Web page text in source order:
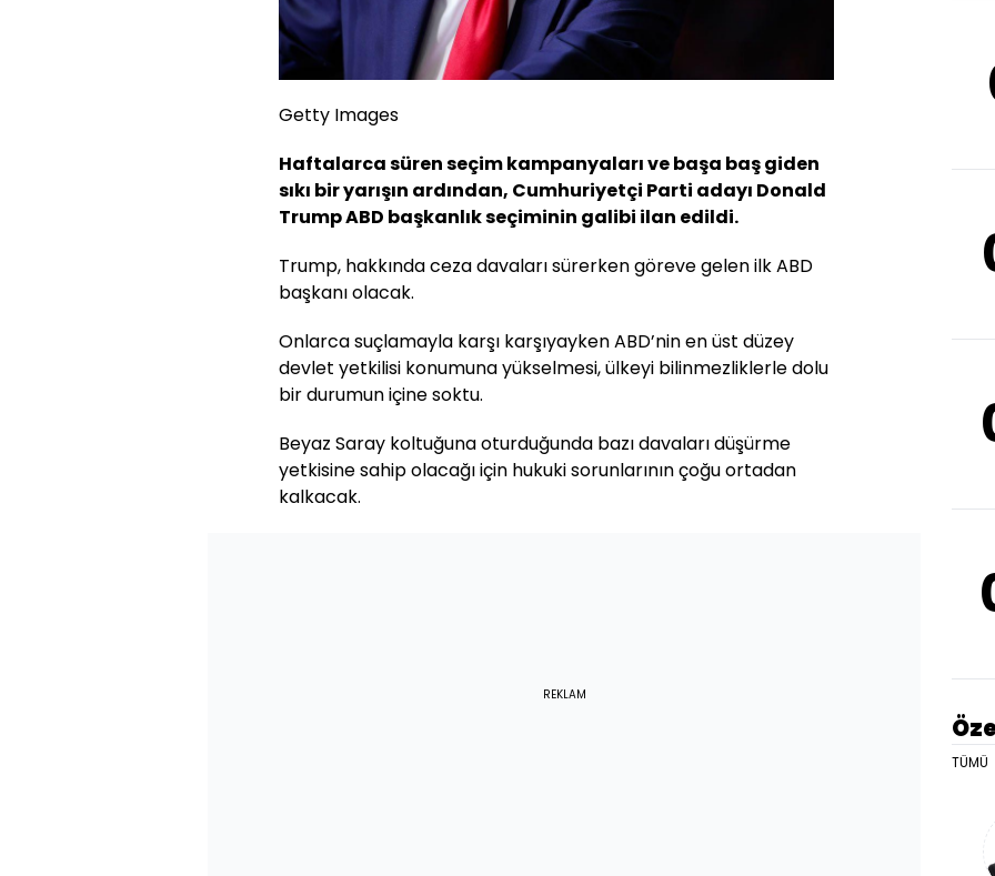
Getty Images
Haftalarca süren seçim kampanyaları ve başa baş giden
sıkı bir yarışın ardından, Cumhuriyetçi Parti adayı Donald
Trump ABD başkanlık seçiminin galibi ilan edildi.
Trump, hakkında ceza davaları sürerken göreve gelen ilk ABD
başkanı olacak.
Onlarca suçlamayla karşı karşıyayken ABD’nin en üst düzey
devlet yetkilisi konumuna yükselmesi, ülkeyi bilinmezliklerle dolu
bir durumun içine soktu.
Beyaz Saray koltuğuna oturduğunda bazı davaları düşürme
yetkisine sahip olacağı için hukuki sorunlarının çoğu ortadan
kalkacak.
REKLAM
TÜMÜ